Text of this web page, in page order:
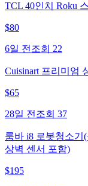
TCL 40인치 Roku
$80
6일 전 조회 22
Cuisinart 프리미엄
$65
28일 전 조회 37
룸바 i8 로봇청소기
상벽 센서 포함)
$195